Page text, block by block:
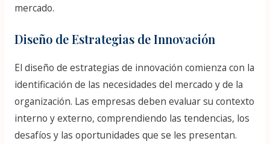
mercado.
Diseño de Estrategias de Innovación
El diseño de estrategias de innovación comienza con la
identificación de las necesidades del mercado y de la
organización. Las empresas deben evaluar su contexto
interno y externo, comprendiendo las tendencias, los
desafíos y las oportunidades que se les presentan.